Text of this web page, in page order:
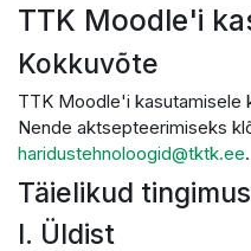
TTK Moodle'i
Kokkuvõte
TTK Moodle'i kasutamisele
Nende aktsepteerimiseks
haridustehnoloogid@tktk.ee.
Täielikud
I. Üldist